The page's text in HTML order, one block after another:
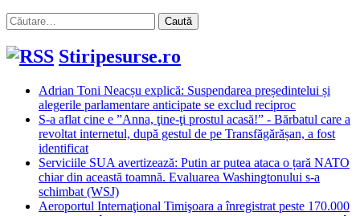
Caută
după:
Stiripesurse.ro
Adrian Toni Neacșu explică: Suspendarea președintelui și
alegerile parlamentare anticipate se exclud reciproc
S-a aflat cine e ”Anna, ţine-ţi prostul acasă!” - Bărbatul care a
revoltat internetul, după gestul de pe Transfăgărășan, a fost
identificat
Serviciile SUA avertizează: Putin ar putea ataca o țară NATO
chiar din această toamnă. Evaluarea Washingtonului s-a
schimbat (WSJ)
Aeroportul Internaţional Timişoara a înregistrat peste 170.000